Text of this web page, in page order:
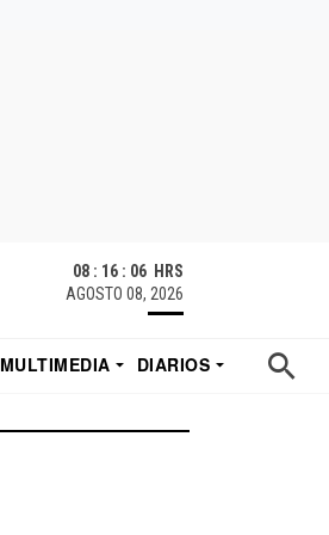
08 : 16 : 06 HRS
AGOSTO 08, 2026
MULTIMEDIA
DIARIOS